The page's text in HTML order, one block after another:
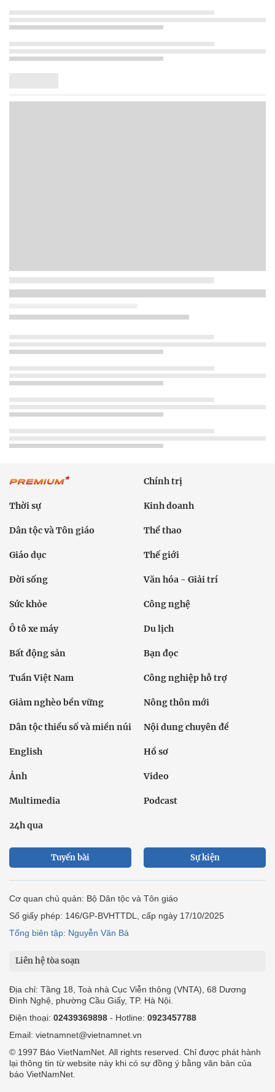
Chính trị
Thời sự Kinh doanh
Dân tộc và Tôn giáo Thể thao
Giáo dục Thế giới
Đời sống Văn hóa - Giải trí
Sức khỏe Công nghệ
Ô tô xe máy Du lịch
Bất động sản Bạn đọc
Tuần Việt Nam Công nghiệp hỗ trợ
Giảm nghèo bền vững Nông thôn mới
Dân tộc thiểu số và miền núi Nội dung chuyên đề
English Hồ sơ
Ảnh Video
Multimedia Podcast
24h qua
Tuyến bài Sự kiện
Cơ quan chủ quản: Bộ Dân tộc và Tôn giáo
Số giấy phép: 146/GP-BVHTTDL, cấp ngày 17/10/2025
Tổng biên tập: Nguyễn Văn Bá
Liên hệ tòa soạn
Địa chỉ: Tầng 18, Toà nhà Cục Viễn thông (VNTA), 68 Dương
Đình Nghệ, phường Cầu Giấy, TP. Hà Nội.
Điện thoại: 02439369898 - Hotline: 0923457788
Email: vietnamnet@vietnamnet.vn
© 1997 Báo VietNamNet. All rights reserved. Chỉ được phát hành
lại thông tin từ website này khi có sự đồng ý bằng văn bản của
báo VietNamNet.